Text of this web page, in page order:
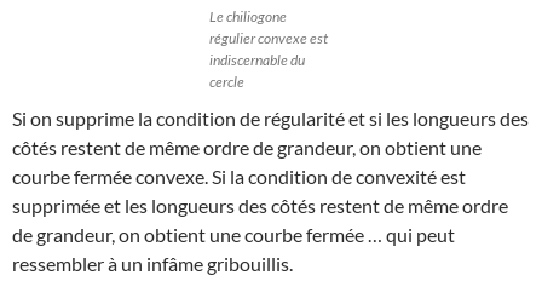
Le chiliogone
régulier convexe est
indiscernable du
cercle
Si on supprime la condition de régularité et si les longueurs des
côtés restent de même ordre de grandeur, on obtient une
courbe fermée convexe. Si la condition de convexité est
supprimée et les longueurs des côtés restent de même ordre
de grandeur, on obtient une courbe fermée … qui peut
ressembler à un infâme gribouillis.